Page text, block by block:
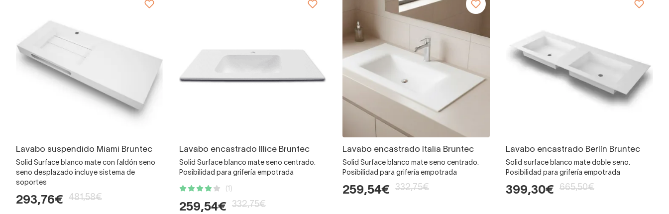
Lavabo suspendido Miami Bruntec
Solid Surface blanco mate con faldón seno
seno desplazado incluye sistema de
soportes
293,76€ 481,58€
Lavabo encastrado Illice Bruntec
Solid Surface blanco mate seno centrado.
Posibilidad para grifería empotrada
(1)
259,54€ 332,75€
Lavabo encastrado Italia Bruntec
Solid Surface blanco mate seno centrado.
Posibilidad para grifería empotrada
259,54€ 332,75€
Lavabo encastrado Berlín Bruntec
Solid surface blanco mate doble seno.
Posibilidad para grifería empotrada
399,30€ 665,50€